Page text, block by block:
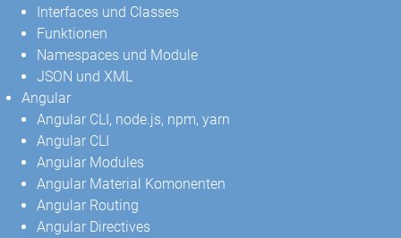
Interfaces und Classes
Funktionen
Namespaces und Module
JSON und XML
Angular
Angular CLI, node.js, npm, yarn
Angular CLI
Angular Modules
Angular Material Komonenten
Angular Routing
Angular Directives